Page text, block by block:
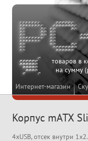
Интернет-магазин
товаров в
на сумму
Корпус mATX
4xUSB, отсек внутри